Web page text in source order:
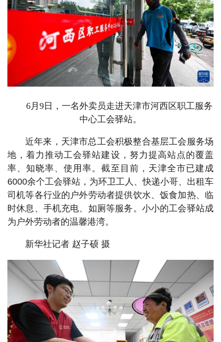
6月9日，一名外卖员走进天津市河西区职工服务
中心工会驿站。
近年来，天津市总工会积极整合基层工会服务场
地，着力推动工会驿站建设，努力提高站点的覆盖
率、知晓率、使用率。截至目前，天津全市已建成
6000余个工会驿站，为环卫工人、快递小哥、出租车
司机等各行业的户外劳动者提供饮水、饭食加热、临
时休息、手机充电、如厕等服务。小小的工会驿站成
为户外劳动者的温馨港湾。
新华社记者 赵子硕 摄